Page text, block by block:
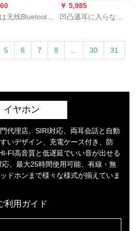
ーツは、アープファ
ウェルVIvo Mioppo携
を適用します。
无线Bluetooth
HUAWEI
a-oppo Miにブラ
￥ 5,985
凹凸邁耳に入らな子
レスBluetoothは64 G
のメモリMP 3音楽を
5 6 7 8 30 31
イヤホン
代理店。SIRI対応、両耳会話と自動
いデザイン、充電ケース付き、防
FI高音質と低遅延でいい音が出せる
、最大25時間使用可能、有線・無
ドホンまで様々な様式が揃えていま
利用ガイド